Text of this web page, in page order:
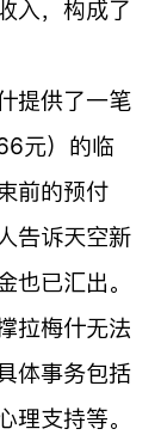
入，构成了
提供了一笔
元）的临
前的预付
告诉天空新
已汇出。
拉梅什无法
体事务包括
支持等。